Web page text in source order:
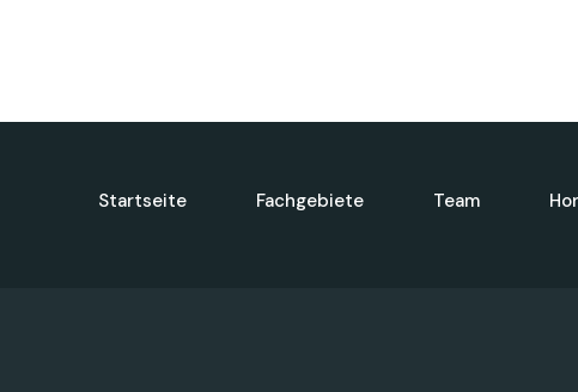
Startseite Fachgebiete Team